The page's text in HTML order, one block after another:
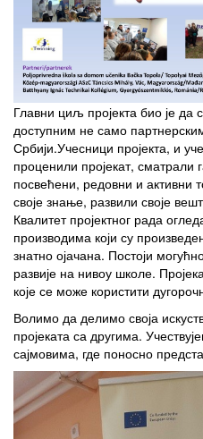
Главни циљ пројекта био је да
доступним не само
Србији.Учесници пројекта, и
проценили пројекат, сматрали
посвећени, редовни и активни
своје знање, развили своје
Квалитет пројектног рада
производима који су
знатно ојачана. Постоји
развије на нивоу школе.
које се може користити
Волимо да делимо своја
пројеката са другима.
сајмовима, где поносно